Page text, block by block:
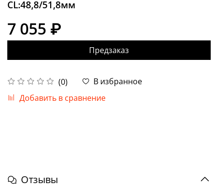
CL:48,8/51,8мм
(0)
В избранное
Добавить в сравнение
7 055 ₽
Предзаказ
Отзывы